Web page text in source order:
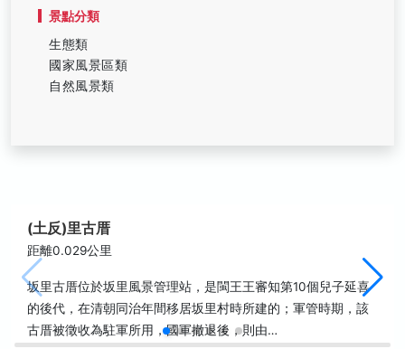
景點分類
生態類
國家風景區類
自然風景類
(土反)里古厝
距離0.029公里
坂里古厝位於坂里風景管理站，是閩王王審知第10個兒子延喜
的後代，在清朝同治年間移居坂里村時所建的；軍管時期，該
古厝被徵收為駐軍所用，國軍撤退後，則由…